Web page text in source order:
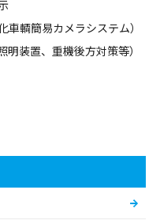
輌簡易カメラシステム）
装置、重機後方対策等）